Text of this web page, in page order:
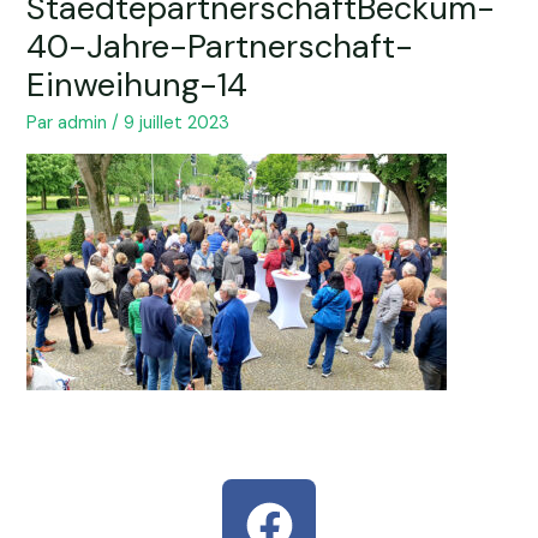
40-Jahre-Partnerschaft-
Einweihung-14
Paradmin/9 juillet 2023
F
a